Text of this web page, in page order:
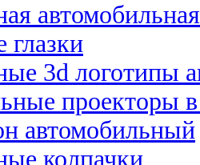
глазки
3d логотипы
проекторы
автомобильный
колпачки